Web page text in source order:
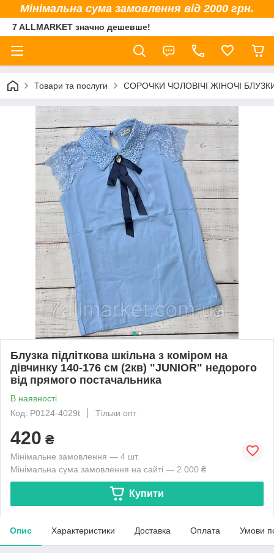
Мінімальна сума замовлення від 2000 грн.
7 ALLMARKET значно дешевше!
Товари та послуги СОРОЧКИ ЧОЛОВІЧІ ЖІНОЧІ
Блузка підліткова шкільна з коміром на
дівчинку 140-176 см (2кв) "JUNIOR" недорого
від прямого постачальника
В наявності
Код: P0124-4029t
Тільки опт
420 ₴
Мінімальне замовлення — 4 шт.
Мінімальна сума замовлення на сайті — 2 000 ₴
Купити
Опис Характеристики Доставка Оплата Умови